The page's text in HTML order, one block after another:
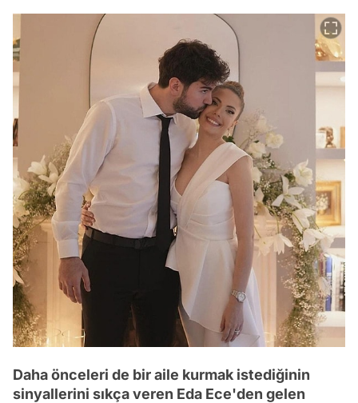
Daha önceleri de bir aile kurmak istediğinin
sinyallerini sıkça veren Eda Ece'den gelen